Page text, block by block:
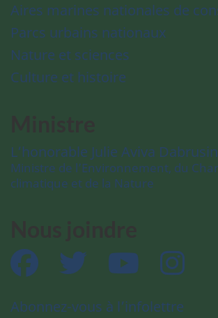
Aires marines nationales de
Parcs urbains nationaux
Nature et sciences
Culture et histoire
L’honorable Julie Aviva Dabrusin
Ministre de l’Environnement, du
climatique et de la Nature
Facebook Twitter YouTube
Abonnez-vous à l’infolettre